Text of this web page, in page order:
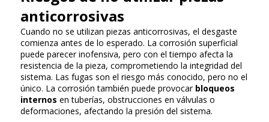
anticorrosivas
Cuando no se utilizan piezas anticorrosivas, el desgaste
comienza antes de lo esperado. La corrosión superficial
puede parecer inofensiva, pero con el tiempo afecta la
resistencia de la pieza, comprometiendo la integridad del
sistema. Las fugas son el riesgo más conocido, pero no el
único. La corrosión también puede provocar bloqueos
internos en tuberías, obstrucciones en válvulas o
deformaciones, afectando la presión del sistema.